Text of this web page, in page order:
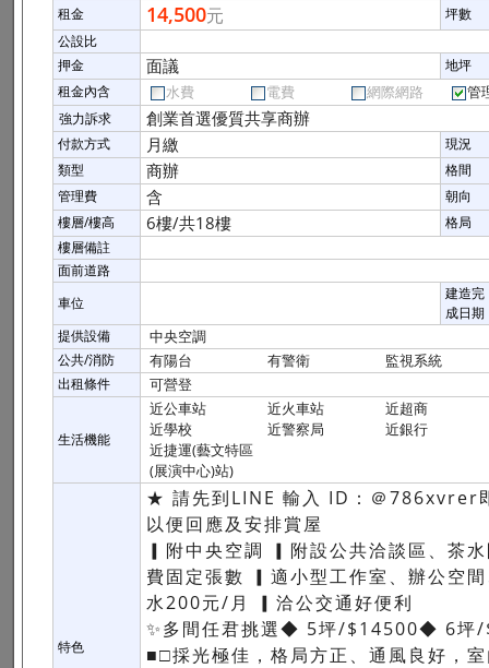
租金 14,500元
坪數
公設比
押金
面議
地坪
租金內含
水費 電費 網際網路 管
強力訴求 創業首選優質共享商辦
付款方式 月繳
現況
類型
商辦
格間
管理費
含
朝向
樓層/樓高
6樓/共18樓
格局
樓層備註
面前道路
車位
建造完
成日期
提供設備
中央空調
公共/消防 有陽台 有警衛 監視系統
出租條件 可營登
生活機能
近公車站 近火車站
近超商
近學校
近警察局
近銀行
近捷運(藝文特區
(展演中心)站)
特色
★ 請先到LINE 輸入 ID：＠786xvrer
以便回應及安排賞屋
▎附中央空調 ▎附設公共洽談區、茶水間、可租借會
費固定張數 ▎適小型工作室、辦公空
水200元/月 ▎洽公交通好便利
✨多間任君挑選◆ 5坪/$14500◆ 6坪/
■□採光極佳，格局方正、通風良好，